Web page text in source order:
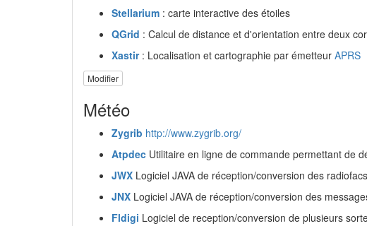
Stellarium : carte interactive des étoiles
QGrid : Calcul de distance et d'orientation entre deux
Xastir: Localisation et cartographie par émetteur APRS
Modifier
Météo
Zygrib http://www.zygrib.org/
Atpdec Utilitaire en ligne de commande permettant de
JWX Logiciel JAVA de réception/conversion des
JNX Logiciel JAVA de réception/conversion des
Fldigi Logiciel de reception/conversion de plusieurs